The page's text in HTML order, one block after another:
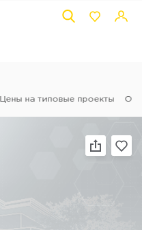
Цены на типовые проекты